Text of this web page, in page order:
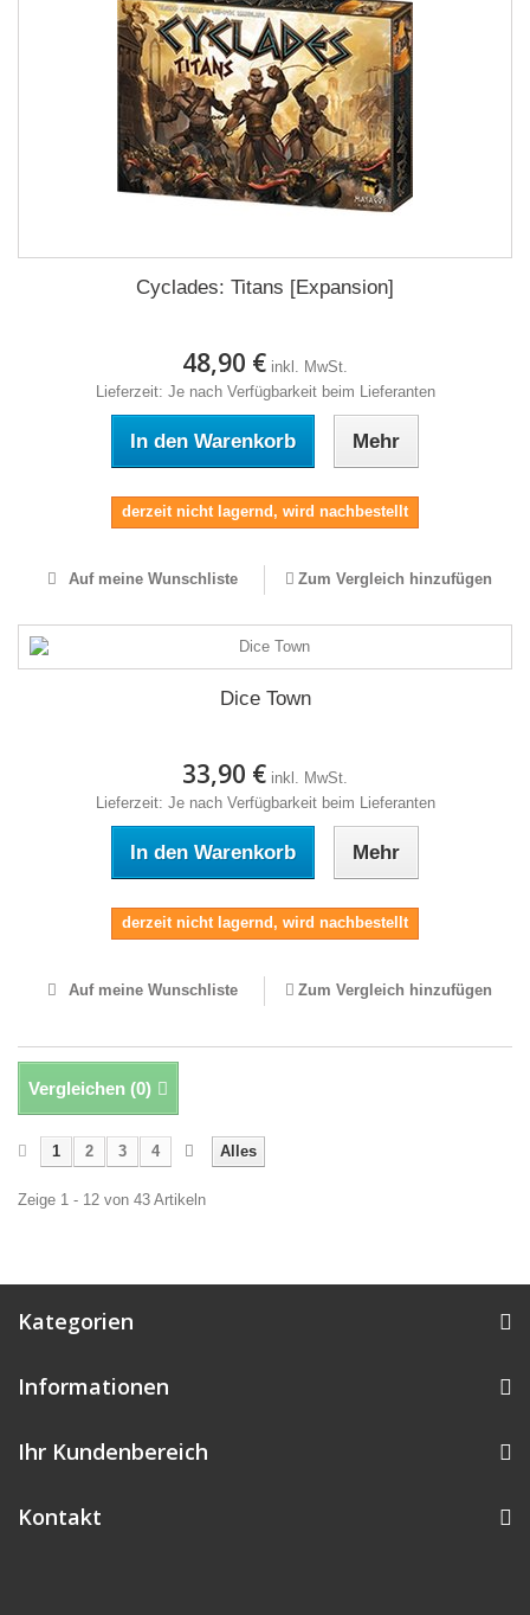
Cyclades: Titans [Expansion]
48,90 € inkl. MwSt.
Lieferzeit: Je nach Verfügbarkeit beim Lieferanten
In den Warenkorb Mehr
derzeit nicht lagernd, wird nachbestellt
Auf meine Wunschliste Zum Vergleich hinzufügen
Dice Town
33,90 € inkl. MwSt.
Lieferzeit: Je nach Verfügbarkeit beim Lieferanten
In den Warenkorb Mehr
derzeit nicht lagernd, wird nachbestellt
Auf meine Wunschliste Zum Vergleich hinzufügen
Vergleichen (0)
Alles
1 2 3 4
Zeige 1 - 12 von 43 Artikeln
Kategorien
Informationen
Ihr Kundenbereich
Kontakt